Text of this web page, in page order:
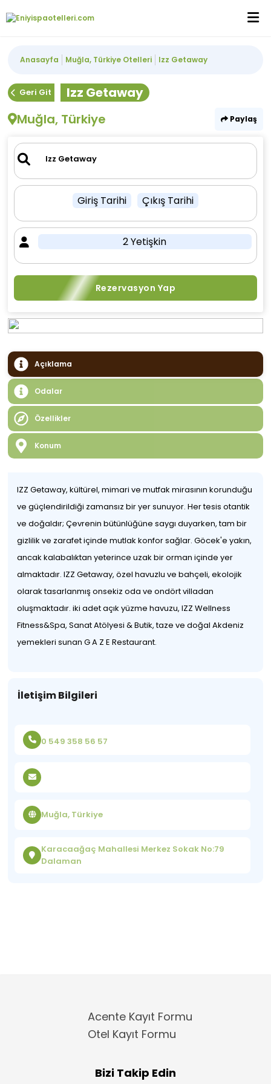
Anasayfa Muğla, Türkiye Otelleri Izz Getaway
Geri Git
Izz Getaway
Muğla, Türkiye
Paylaş
Giriş Tarihi Çıkış Tarihi
2 Yetişkin
Rezervasyon Yap
Açıklama
Odalar
Özellikler
Konum
IZZ Getaway, kültürel, mimari ve mutfak mirasının korunduğu
ve güçlendirildiği zamansız bir yer sunuyor. Her tesis otantik
ve doğaldır; Çevrenin bütünlüğüne saygı duyarken, tam bir
gizlilik ve zarafet içinde mutlak konfor sağlar. Göcek'e yakın,
ancak kalabalıktan yeterince uzak bir orman içinde yer
almaktadır. IZZ Getaway, özel havuzlu ve bahçeli, ekolojik
olarak tasarlanmış onsekiz oda ve ondört villadan
oluşmaktadır. iki adet açık yüzme havuzu, IZZ Wellness
Fitness&Spa, Sanat Atölyesi & Butik, taze ve doğal Akdeniz
yemekleri sunan G A Z E Restaurant.
İletişim Bilgileri
0 549 358 56 57
Muğla, Türkiye
Karacaağaç Mahallesi Merkez Sokak No:79
Dalaman
Acente Kayıt Formu
Otel Kayıt Formu
Bizi Takip Edin